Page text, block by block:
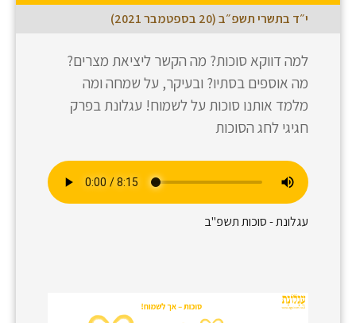
י״ד בתשרי תשפ״ב (20 בספטמבר 2021)
למה דווקא סוכות? מה הקשר ליציאת מצרים?
מה אוספים בסתיו? ובעיקר, על שמחה ומה
מלמד אותנו סוכות על לשמוח! עגלונת בפרק
חגיגי לחג הסוכות
עגלונת - סוכות תשפ"ב